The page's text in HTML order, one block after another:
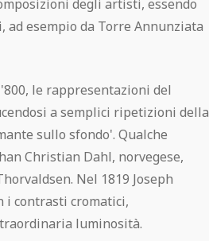
degli artisti, essendo
esempio da Torre Annunziata
le rappresentazioni del
a semplici ripetizioni della
sullo sfondo'. Qualche
Christian Dahl, norvegese,
Nel 1819 Joseph
i contrasti cromatici,
luminosità.